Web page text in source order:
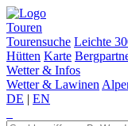
Touren
Tourensuche Leichte
Hütten Karte
Wetter & Infos
Wetter & Lawinen
DE | EN